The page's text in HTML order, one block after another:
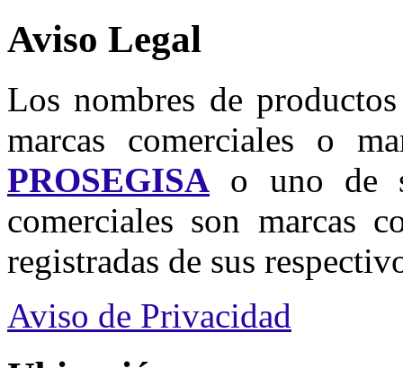
Aviso Legal
Los nombres de
marcas comerciales o
PROSEGISA o uno de
comerciales son marcas
registradas de sus
Aviso de Privacidad